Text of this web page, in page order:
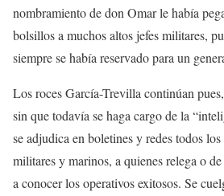
nombramiento de don Omar le había
bolsillos a muchos altos jefes militares,
siempre se había reservado para un
Los roces García-Trevilla continúan
sin que todavía se haga cargo de la
se adjudica en boletines y redes todos
militares y marinos, a quienes relega o
a conocer los operativos exitosos. Se